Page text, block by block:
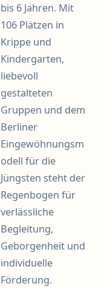
bis 6 Jahren. Mit
106 Plätzen in
Krippe und
Kindergarten,
liebevoll
gestalteten
Gruppen und dem
Berliner
Eingewöhnungsm
odell für die
Jüngsten steht der
Regenbogen für
verlässliche
Begleitung,
Geborgenheit und
individuelle
Förderung.